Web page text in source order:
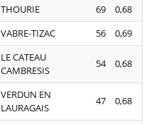
THOURIE 69
0,68
VABRE-TIZAC 56 0,69
LE CATEAU
CAMBRESIS
54 0,68
VERDUN EN
LAURAGAIS
47 0,68